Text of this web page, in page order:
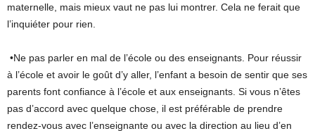
maternelle, mais mieux vaut ne pas lui montrer. Cela ne ferait que
l’inquiéter pour rien.
•Ne pas parler en mal de l’école ou des enseignants. Pour réussir
à l’école et avoir le goût d’y aller, l’enfant a besoin de sentir que ses
parents font confiance à l’école et aux enseignants. Si vous n’êtes
pas d’accord avec quelque chose, il est préférable de prendre
rendez-vous avec l’enseignante ou avec la direction au lieu d’en